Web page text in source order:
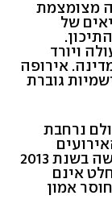
מצומצמת
של
ויורד
אירופה
גוברת
נרחבת
לחשוב: "85% מהאירועים
האנטישמיים אינם מדווחים. סקר שנעשה בשנת 2013
אינם
אמון